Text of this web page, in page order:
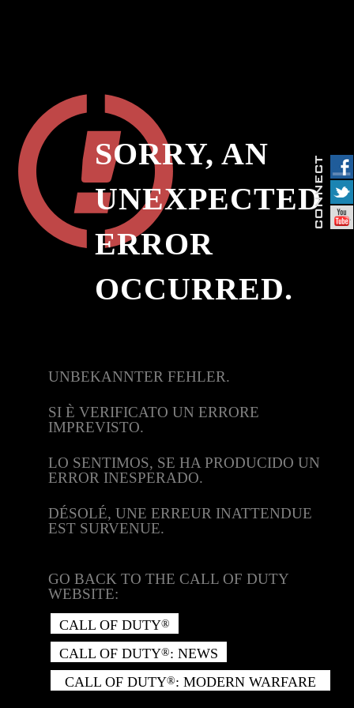
SORRY, AN
UNEXPECTED
ERROR
OCCURRED.
UNBEKANNTER FEHLER.
SI È VERIFICATO UN ERRORE
IMPREVISTO.
LO SENTIMOS, SE HA PRODUCIDO UN
ERROR INESPERADO.
DÉSOLÉ, UNE ERREUR INATTENDUE
EST SURVENUE.
GO BACK TO THE CALL OF DUTY
WEBSITE:
CALL OF DUTY®
CALL OF DUTY®: NEWS
CALL OF DUTY®: MODERN WARFARE